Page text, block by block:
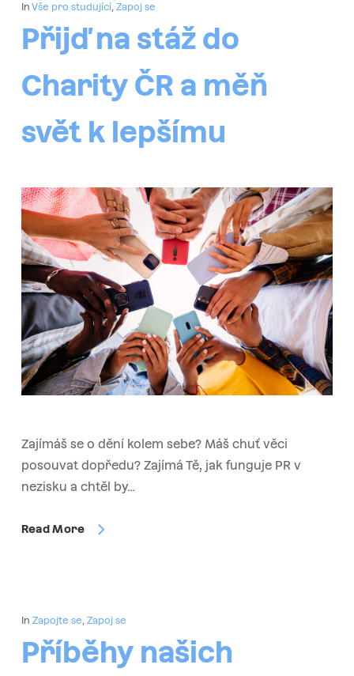
In Vše pro studující, Zapoj se
Přijď na stáž do
Charity ČR a měň
svět k lepšímu
Zajímáš se o dění kolem sebe? Máš chuť věci
posouvat dopředu? Zajímá Tě, jak funguje PR v
nezisku a chtěl by…
Read More
In Zapojte se Zapoj se
Příběhy našich